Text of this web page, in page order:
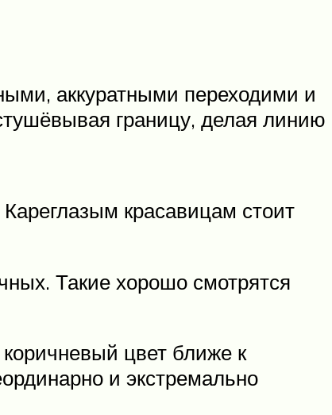
аккуратными переходими и
границу, делая линию
красавицам стоит
Такие хорошо смотрятся
цвет ближе к
и экстремально